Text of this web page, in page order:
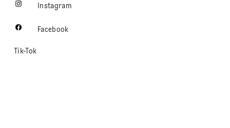
Instagram
Facebook
Tik-Tok